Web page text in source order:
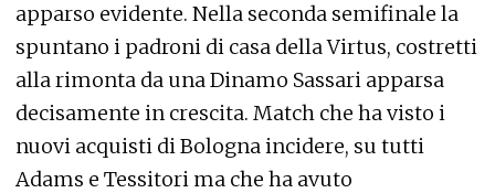
apparso evidente. Nella seconda semifinale la
spuntano i padroni di casa della Virtus, costretti
alla rimonta da una Dinamo Sassari apparsa
decisamente in crescita. Match che ha visto i
nuovi acquisti di Bologna incidere, su tutti
Adams e Tessitori ma che ha avuto